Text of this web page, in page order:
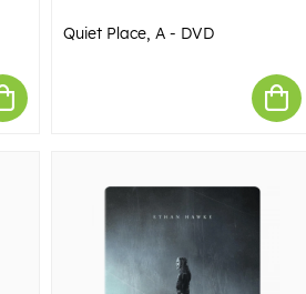
Quiet Place, A - DVD